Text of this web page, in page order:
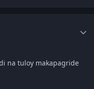
na tuloy makapagride